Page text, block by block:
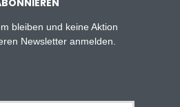
bleiben und keine Aktion
Newsletter anmelden.